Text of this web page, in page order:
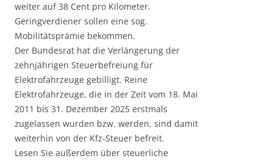
weiter auf 38 Cent pro Kilometer.
Geringverdiener sollen eine sog.
Mobilitätsprämie bekommen.
Der Bundesrat hat die Verlängerung der
zehnjährigen Steuerbefreiung für
Elektrofahrzeuge gebilligt. Reine
Elektrofahrzeuge, die in der Zeit vom 18. Mai
2011 bis 31. Dezember 2025 erstmals
zugelassen wurden bzw. werden, sind damit
weiterhin von der Kfz-Steuer befreit.
Lesen Sie außerdem über steuerliche